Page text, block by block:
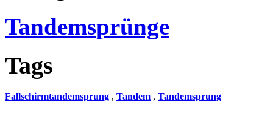
Tandemsprünge
Tags
Fallschirmtandemsprung , Tandem , Tandemsprung